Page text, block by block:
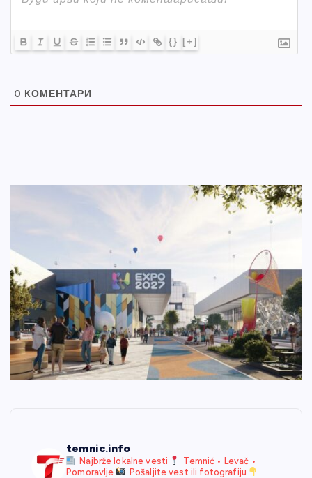
{} [+]
0 КОМЕНТАРИ
temnic.info
Najbrže lokalne vesti
Temnić • Levač •
Pomoravlje
Pošaljite vest ili fotografiju